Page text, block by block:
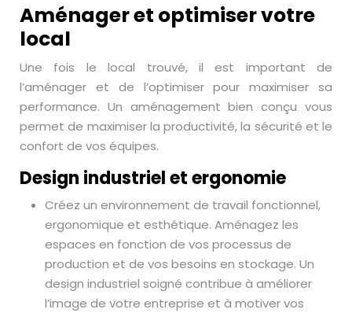
Aménager et optimiser votre
local
Une fois le local trouvé, il est important de
l’aménager et de l’optimiser pour maximiser sa
performance. Un aménagement bien conçu vous
permet de maximiser la productivité, la sécurité et le
confort de vos équipes.
Design industriel et ergonomie
Créez un environnement de travail fonctionnel,
ergonomique et esthétique. Aménagez les
espaces en fonction de vos processus de
production et de vos besoins en stockage. Un
design industriel soigné contribue à améliorer
l’image de votre entreprise et à motiver vos